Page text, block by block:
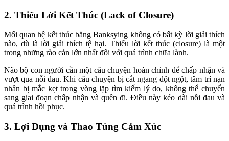
2. Thiếu Lời Kết Thúc (Lack of Closure)
Mối quan hệ kết thúc bằng Banksying không có bất kỳ lời giải thích
nào, dù là lời giải thích tệ hại. Thiếu lời kết thúc (closure) là một
trong những rào cản lớn nhất đối với quá trình chữa lành.
Não bộ con người cần một câu chuyện hoàn chỉnh để chấp nhận và
vượt qua nỗi đau. Khi câu chuyện bị cắt ngang đột ngột, tâm trí nạn
nhân bị mắc kẹt trong vòng lặp tìm kiếm lý do, không thể chuyển
sang giai đoạn chấp nhận và quên đi. Điều này kéo dài nỗi đau và
quá trình hồi phục.
3. Lợi Dụng và Thao Túng Cảm Xúc